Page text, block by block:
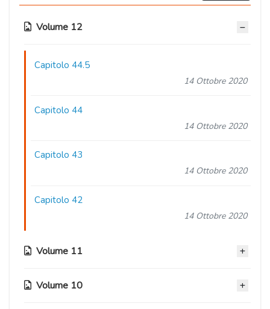
Volume 12
Capitolo 44.5
14 Ottobre 2020
Capitolo 44
14 Ottobre 2020
Capitolo 43
14 Ottobre 2020
Capitolo 42
14 Ottobre 2020
Volume 11
Capitolo 41.5
Volume 10